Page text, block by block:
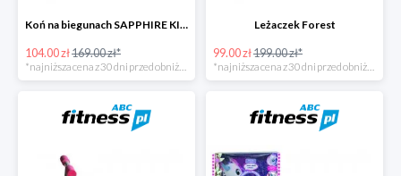
Koń na biegunach SAPPHIRE KIDS
104.00 zł169.00 zł*
Leżaczek Forest
99.00 zł199.00 zł*